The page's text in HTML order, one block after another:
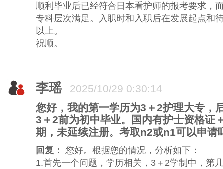
顺利毕业后已经符合日本看护师的报考要求，
专科层次满足。入职时和入职后在发展起点和
以上。
祝顺。
李瑶
2025/10/29 0:30:14
您好，我的第一学历为3＋2护理大专，
3＋2前为初中毕业。国内有护士资格证
期，未延续注册。考取n2或n1可以申请
回复： 您好。根据您的情况，分析如下：
1.首先一个问题，学历相关，3＋2学制中，第